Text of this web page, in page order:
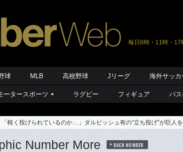
毎日6時・11時・17
球 MLB 高校野球 Jリーグ 海外サッカ
ータースポーツ ラグビー フィギュア バ
「軽く投げられているのか…」ダルビッシュ有の“立ち投げ”が巨人
Number More BACK NUMBER